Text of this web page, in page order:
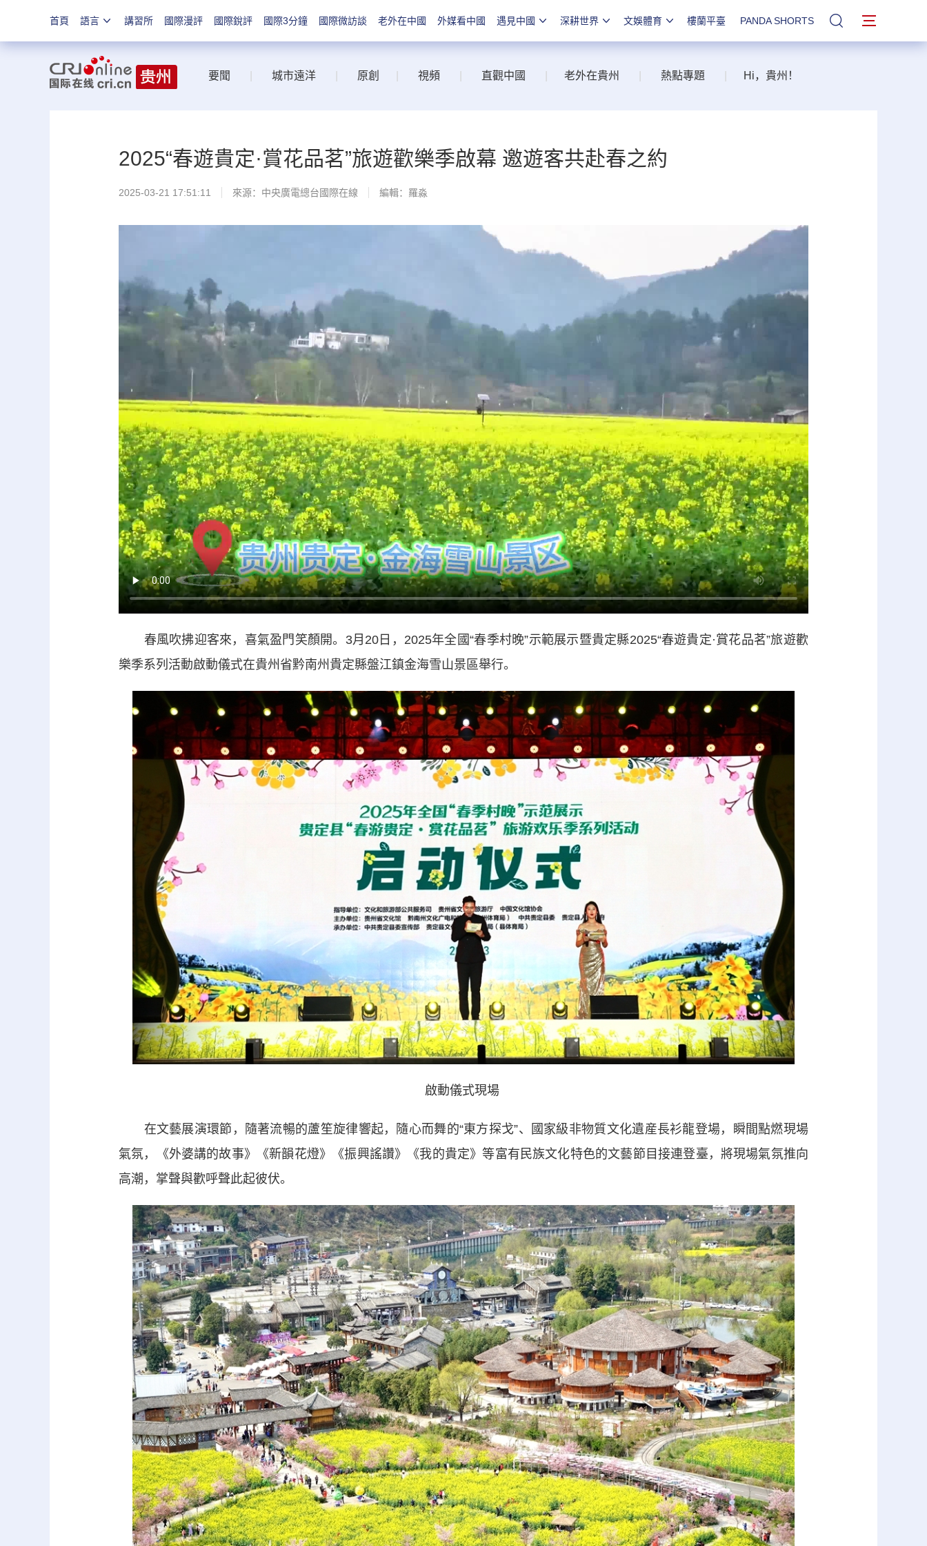
首頁 語言 講習所 國際漫評 國際銳評 國際3分鐘 國際微訪談 老外在中國 外媒看中國 遇見中國 深耕世界 文娛體育 樓蘭平臺 PANDA SHORTS 站內搜索
要聞 城市遠洋 原創 視頻 直觀中國 老外在貴州 熱點專題 Hi，貴州！
2025“春遊貴定·賞花品茗”旅遊歡樂季啟幕 邀遊客共赴春之約
2025-03-21 17:51:11 來源：中央廣電總台國際在線 編輯：羅淼
春風吹拂迎客來，喜氣盈門笑顏開。3月20日，2025年全國“春季村晚”示範展示暨貴定縣2025“春遊貴定·賞花品茗”旅遊歡
樂季系列活動啟動儀式在貴州省黔南州貴定縣盤江鎮金海雪山景區舉行。
啟動儀式現場
在文藝展演環節，隨著流暢的蘆笙旋律響起，隨心而舞的“東方探戈”、國家級非物質文化遺産長衫龍登場，瞬間點燃現場
氣氛，《外婆講的故事》《新韻花燈》《振興謠讚》《我的貴定》等富有民族文化特色的文藝節目接連登臺，將現場氣氛推向
高潮，掌聲與歡呼聲此起彼伏。